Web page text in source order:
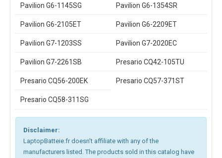
Pavilion G6-1145SG Pavilion G6-1354SR
Pavilion G6-2105ET Pavilion G6-2209ET
Pavilion G7-1203SS Pavilion G7-2020EC
Pavilion G7-2261SB Presario CQ42-105TU
Presario CQ56-200EK Presario CQ57-371ST
Presario CQ58-311SG
Disclaimer:
LaptopBatteie.fr doesn't affiliate with any of the
manufacturers listed. The products sold in this catalog have